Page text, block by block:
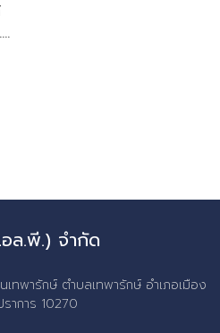
ล.พี.) จำกัด
พารักษ์ ตำบลเทพารักษ์ อำเภอเมือง
าการ 10270